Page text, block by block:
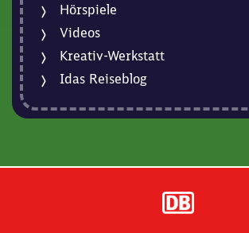
Hörspiele
Videos
Kreativ-Werkstatt
Idas Reiseblog